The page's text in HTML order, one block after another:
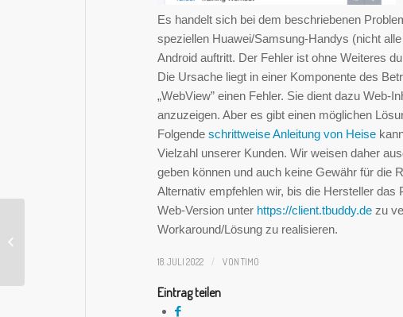
Es handelt sich bei dem beschriebenen
speziellen Huawei/Samsung-Handys (nicht
Android auftritt. Der Fehler ist ohne Weiteres
Die Ursache liegt in einer Komponente des
„WebView” einen Fehler. Sie dient dazu
anzuzeigen. Aber es gibt einen möglichen
Folgende schrittweise Anleitung von Heise
Vielzahl unserer Kunden. Wir weisen daher
geben können und auch keine Gewähr für die
Alternativ empfehlen wir, bis die Hersteller
Web-Version unter https://client.tbuddy.de zu
Workaround/Lösung zu realisieren.
18. JULI 2022 / VON TIMO
Eintrag teilen
Mehrere Gruppen anlegen und